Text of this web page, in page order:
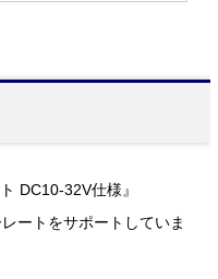
DC10-32V仕様』
ートをサポートしていま